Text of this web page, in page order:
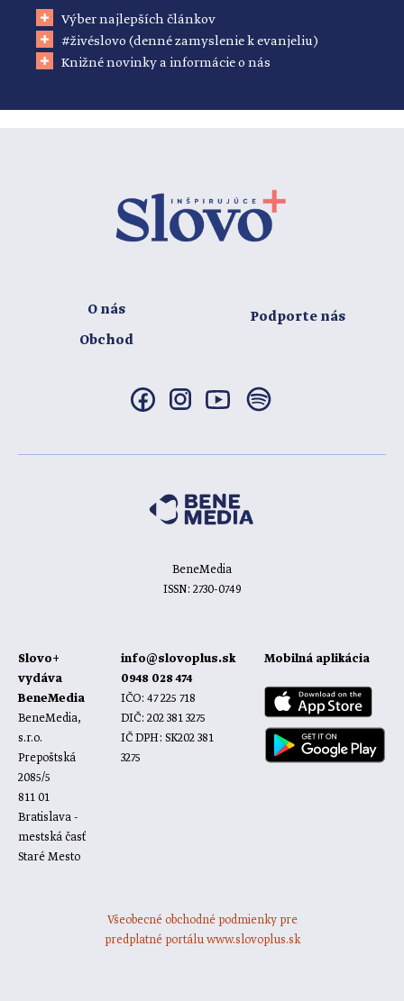
Výber najlepších článkov
#živéslovo (denné zamyslenie k evanjeliu)
Knižné novinky a informácie o nás
O nás
Obchod
Podporte nás
BeneMedia
ISSN: 2730-0749
Slovo+
vydáva
BeneMedia
BeneMedia,
s.r.o.
Prepoštská
2085/5
811 01
Bratislava -
mestská časť
Staré Mesto
info@slovoplus.sk
0948 028 474
IČO: 47 225 718
DIČ: 202 381 3275
IČ DPH: SK202 381
3275
Mobilná aplikácia
Všeobecné obchodné podmienky pre
predplatné portálu www.slovoplus.sk